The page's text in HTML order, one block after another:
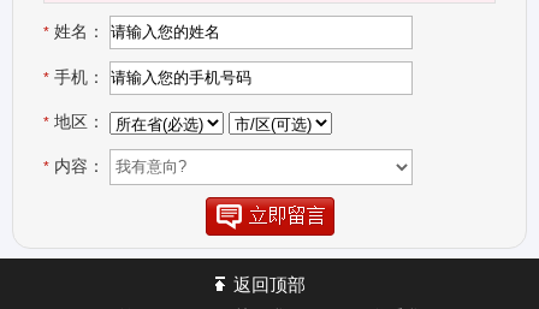
* 姓名：
* 手机：
* 地区：
* 内容：
返回顶部